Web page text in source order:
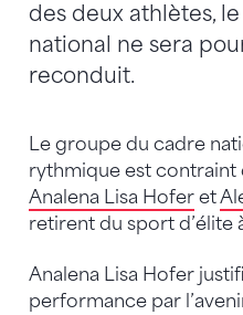
des deux athlètes,
national ne sera
reconduit.
Le groupe du cadre
rythmique est contraint
Analena Lisa Hofer et
retirent du sport d’élite
Analena Lisa Hofer
performance par